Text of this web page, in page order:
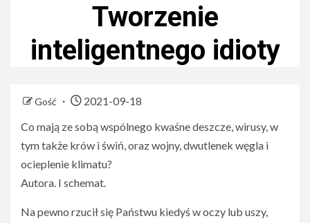
Tworzenie
inteligentnego idioty
Gość
2021-09-18
Co mają ze sobą wspólnego kwaśne deszcze, wirusy, w
tym także krów i świń, oraz wojny, dwutlenek węgla i
ocieplenie klimatu?
Autora. I schemat.
Na pewno rzucił się Państwu kiedyś w oczy lub uszy,